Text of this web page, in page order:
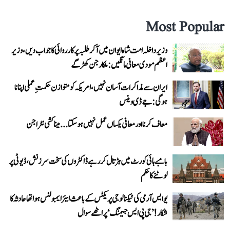
Most Popular
وزیر داخلہ امت شاہ ایوان میں آ کر طلبہ پر کارروائی کا جواب دیں، وزیر
اعظم مودی معافی مانگیں: ملکارجن کھڑگے
ایران سے مذاکرات آسان نہیں، امریکہ کو متوازن حکمتِ عملی اپنانا
ہوگی: جے ڈی وینس
معاف کرنا اور معافی یکساں عمل نہیں ہو سکتا... میناکشی نٹراجن
بامبے ہائی کورٹ میں ہڑتال کر رہے ڈاکٹروں کی سخت سرزنش، ڈیوٹی پر
لوٹنے کا حکم
یو ایس آرمی کی ٹیکنالوجی پریکٹس کے باعث ایئر ایمبولنس ہوا تھا حادثہ کا
شکار! ’جی پی ایس جیمنگ‘ پر اٹھے سوال